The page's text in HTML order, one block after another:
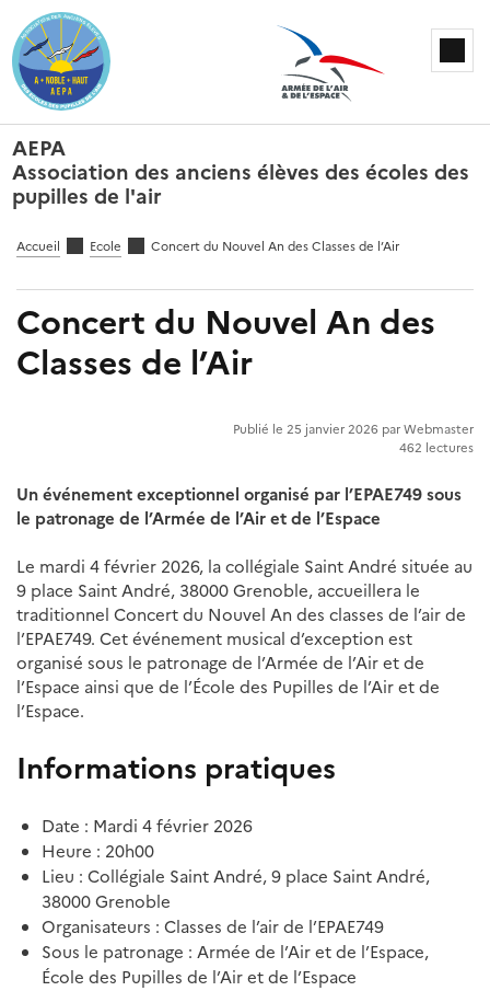
AEPA
Association des anciens élèves des écoles des
pupilles de l'air
Accueil Ecole Concert du Nouvel An des Classes de l’Air
Concert du Nouvel An des
Classes de l’Air
Publié le 25 janvier 2026 par Webmaster
462 lectures
Un événement exceptionnel organisé par l’EPAE749 sous
le patronage de l’Armée de l’Air et de l’Espace
Le mardi 4 février 2026, la collégiale Saint André située au
9 place Saint André, 38000 Grenoble, accueillera le
traditionnel Concert du Nouvel An des classes de l’air de
l’EPAE749. Cet événement musical d’exception est
organisé sous le patronage de l’Armée de l’Air et de
l’Espace ainsi que de l’École des Pupilles de l’Air et de
l’Espace.
Informations pratiques
Date : Mardi 4 février 2026
Heure : 20h00
Lieu : Collégiale Saint André, 9 place Saint André,
38000 Grenoble
Organisateurs : Classes de l’air de l’EPAE749
Sous le patronage : Armée de l’Air et de l’Espace,
École des Pupilles de l’Air et de l’Espace